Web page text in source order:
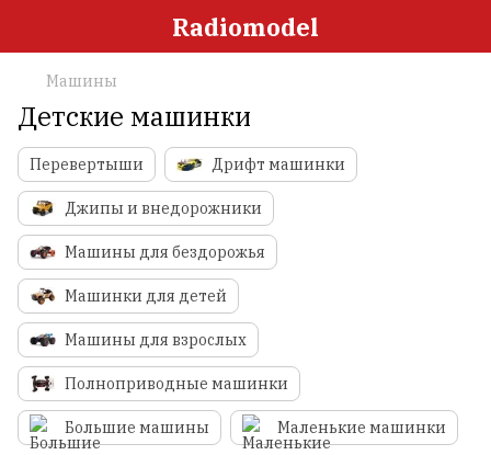
Radiomodel
Машины
Детские машинки
Перевертыши Дрифт машинки
Джипы и внедорожники
Машины для бездорожья
Машинки для детей
Машины для взрослых
Полноприводные машинки
Большие машины Маленькие машинки